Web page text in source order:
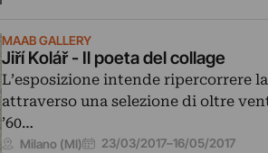
MAAB GALLERY
Jiří Kolář - Il poeta del collage
L’esposizione intende ripercorrere
attraverso una selezione di oltre
’60…
Milano (MI) 23/03/2017–16/05/2017